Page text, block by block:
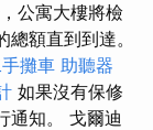
公寓大樓將檢
額直到到達。
攤車 助聽器
如果沒有保修
通知。 戈爾迪